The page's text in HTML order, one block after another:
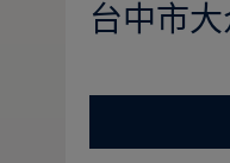
台中市